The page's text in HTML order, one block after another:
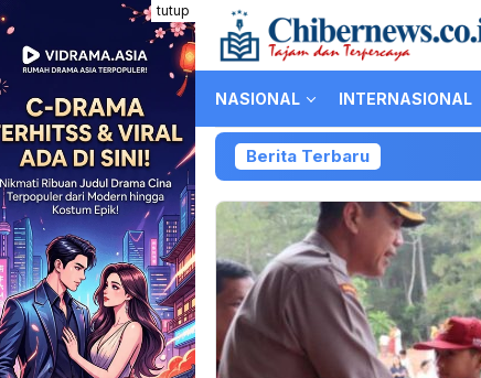
Loncat
ke
konten
tutup
NASIONAL INTERNASIONAL
Berita Terbaru